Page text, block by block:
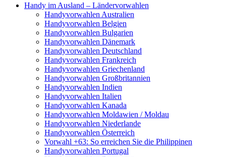
Handy im Ausland – Ländervorwahlen
Handyvorwahlen Australien
Handyvorwahlen Belgien
Handyvorwahlen Bulgarien
Handyvorwahlen Dänemark
Handyvorwahlen Deutschland
Handyvorwahlen Frankreich
Handyvorwahlen Griechenland
Handyvorwahlen Großbritannien
Handyvorwahlen Indien
Handyvorwahlen Italien
Handyvorwahlen Kanada
Handyvorwahlen Moldawien / Moldau
Handyvorwahlen Niederlande
Handyvorwahlen Österreich
Vorwahl +63: So erreichen Sie die Philippinen
Handyvorwahlen Portugal